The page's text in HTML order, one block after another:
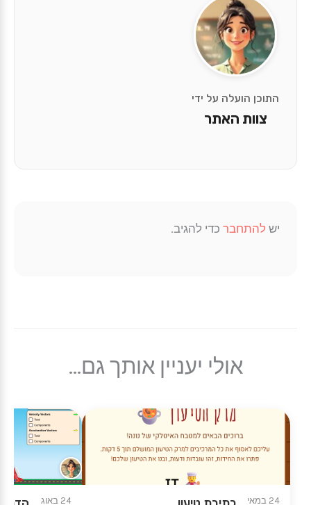
התוכן הועלה על ידי
צוות האתר
יש להתחבר כדי להגיב.
אולי יעניין אותך גם...
24 במאי 24 באוג